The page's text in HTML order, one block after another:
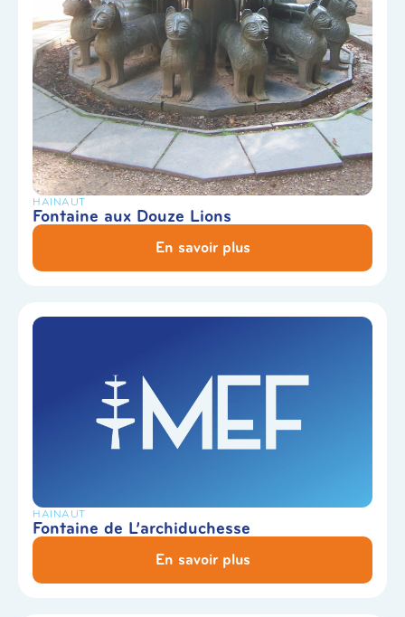
HAINAUT
Fontaine aux Douze Lions
En savoir plus
HAINAUT
Fontaine de L’archiduchesse
En savoir plus